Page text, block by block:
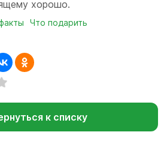
хорошо.
Что подарить
к списку